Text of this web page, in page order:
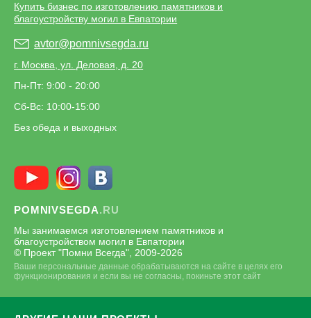
Купить бизнес по изготовлению памятников и
благоустройству могил в Евпатории
avtor@pomnivsegda.ru
г. Москва, ул. Деловая, д. 20
Пн-Пт: 9:00 - 20:00
Сб-Вс: 10:00-15:00
Без обеда и выходных
POMNIVSEGDA.RU
Мы занимаемся изготовлением памятников и
благоустройством могил в Евпатории
© Проект "Помни Всегда", 2009-2026
Ваши персональные данные обрабатываются на сайте в целях его
функционирования и если вы не согласны, покиньте этот сайт